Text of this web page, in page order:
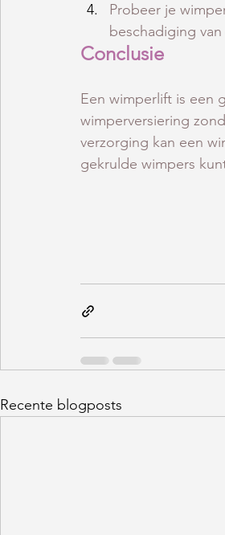
Probeer je
beschadiging
Conclusie
Een wimperlift is een
wimperversiering
verzorging kan een
gekrulde wimpers
Recente blogposts